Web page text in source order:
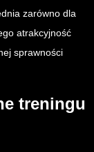
zarówno dla
atrakcyjność
sprawności
treningu